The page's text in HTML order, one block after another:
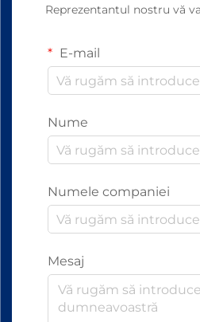
Reprezentantul nostru vă
E-mail
Nume
Numele companiei
Mesaj